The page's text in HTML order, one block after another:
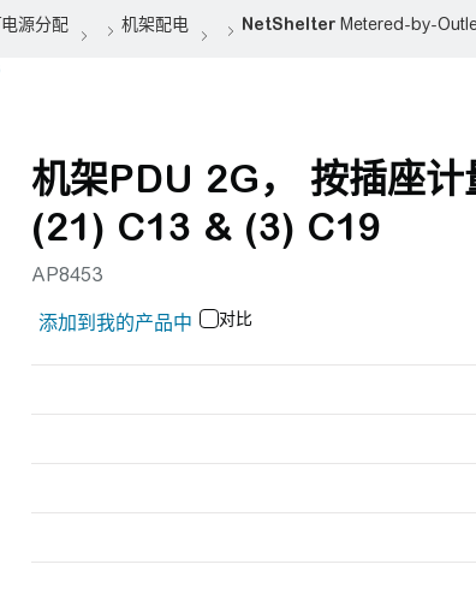
机架PDU 2G， 按插座计
(21) C13 & (3) C19
AP8453